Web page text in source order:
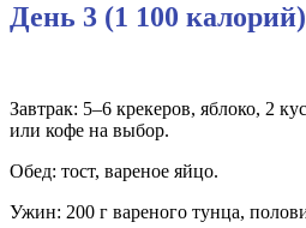
День 3 (1 100 калорий)
Завтрак: 5–6 крекеров, яблоко, 2
или кофе на выбор.
Обед: тост, вареное яйцо.
Ужин: 200 г вареного тунца,